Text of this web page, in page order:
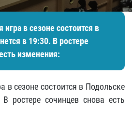
в сезоне состоится в
в 19:30. В ростере
изменения:
в сезоне состоится в Подольске
ростере сочинцев снова есть